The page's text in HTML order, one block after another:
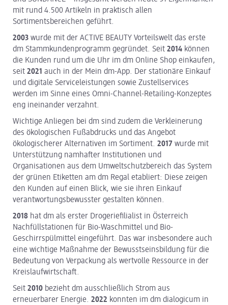
mit rund 4.500 Artikeln in praktisch allen
Sortimentsbereichen geführt.
2003 wurde mit der ACTIVE BEAUTY Vorteilswelt das erste
dm Stammkundenprogramm gegründet. Seit 2014 können
die Kunden rund um die Uhr im dm Online Shop einkaufen,
seit 2021 auch in der Mein dm-App. Der stationäre Einkauf
und digitale Serviceleistungen sowie Zustellservices
werden im Sinne eines Omni-Channel-Retailing-Konzeptes
eng ineinander verzahnt.
Wichtige Anliegen bei dm sind zudem die Verkleinerung
des ökologischen Fußabdrucks und das Angebot
ökologischerer Alternativen im Sortiment. 2017 wurde mit
Unterstützung namhafter Institutionen und
Organisationen aus dem Umweltschutzbereich das System
der grünen Etiketten am dm Regal etabliert: Diese zeigen
den Kunden auf einen Blick, wie sie ihren Einkauf
verantwortungsbewusster gestalten können.
2018 hat dm als erster Drogeriefilialist in Österreich
Nachfüllstationen für Bio-Waschmittel und Bio-
Geschirrspülmittel eingeführt. Das war insbesondere auch
eine wichtige Maßnahme der Bewusstseinsbildung für die
Bedeutung von Verpackung als wertvolle Ressource in der
Kreislaufwirtschaft.
Seit 2010 bezieht dm ausschließlich Strom aus
erneuerbarer Energie. 2022 konnten im dm dialogicum in